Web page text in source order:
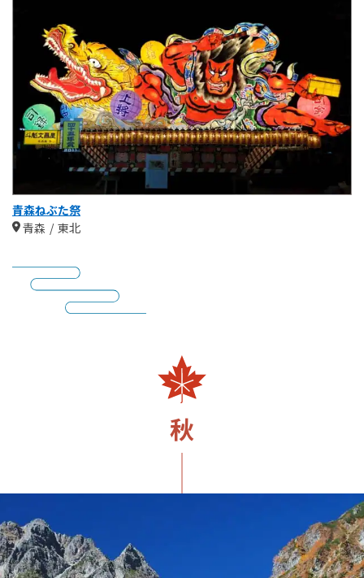
青森ねぶた祭
青森
東北
秋